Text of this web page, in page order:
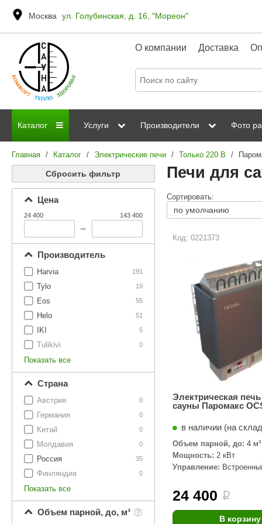
Москва ул. Голубинская, д. 16, "Мореон"
О компании Доставка
Каталог
Дровяные печи
Электрические печи
Камни для печей
Двери для сауны
Аксессуары
Ароматерапия
Аудио/Акустика
Освещение
Дерево для бани
Услуги
Сауны
ИК сауны
Производители
Grandis Born
Kastor Sawo
Steam and Water
SPA-Технология Lacoform
Иди в Баню Composit
Spitzner Baneum
Mondex
Black Banya Баня
IDABIO
TechHolland
IKI Tulikivi
Blumenberg WDT
HygroMatik Schiedel
Kusaterm Craft
Klover Maestro
KERKES
Фото
Главная / Каталог / Электрические печи / Только 220 В /
Сбросить фильтр
Цена
24 400
–
143 400
Производитель
191
Harvia
19
Tylo
55
Eos
51
Helo
5
IKI
0
Tulikivi
Показать все
Страна
0
Австрия
0
Германия
0
Китай
0
Молдавия
35
Россия
0
Финляндия
Показать все
Объем парной, до, м³
Печи для
Сортировать:
Код: 0221373
Электрическая
сауны Паромакс
в наличии (на
Объем парной, до: 4 м³
Мощность: 2 кВт
Управление:
24 400 i
В корзину